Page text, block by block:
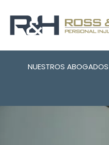
NUESTROS ABOGADOS